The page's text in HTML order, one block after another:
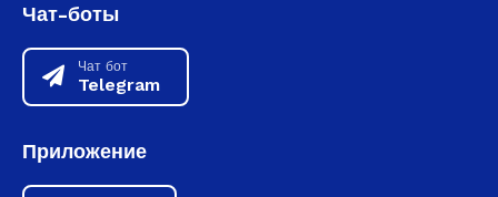
Чат-боты
Чат бот
Telegram
Приложение